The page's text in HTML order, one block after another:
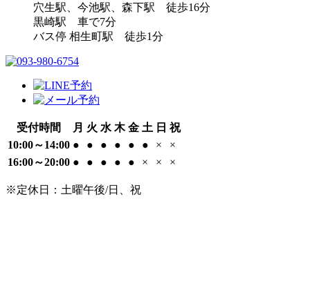
穴生駅、今池駅、森下駅 徒歩16分
黒崎駅 車で7分
バス停 相生町駅 徒歩1分
受付時間 月 火 水 木 金 土 日 祝
10:00～14:00 ● ● ● ● ● ● ×
×
16:00～20:00 ● ● ● ● ● × × ×
※定休日：土曜午後/日、祝